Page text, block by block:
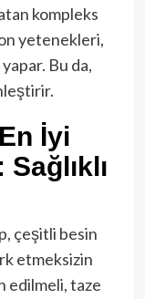
kompleks
yetenekleri,
Bu da,
İyi
çeşitli besin
etmeksizin
edilmeli, taze